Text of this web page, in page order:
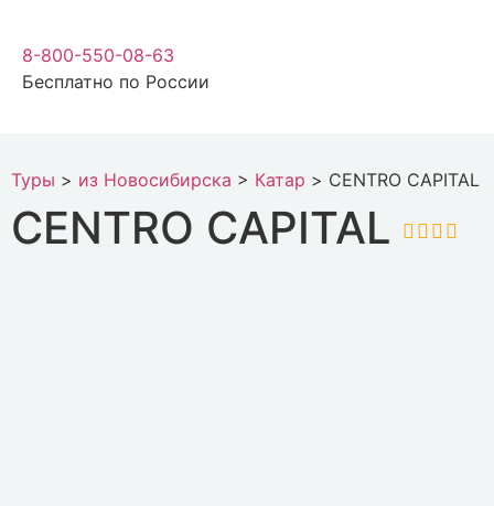
8-800-550-08-63
Бесплатно по России
Туры > из Новосибирска > Катар > CENTRO CAPITAL
CENTRO CAPITAL